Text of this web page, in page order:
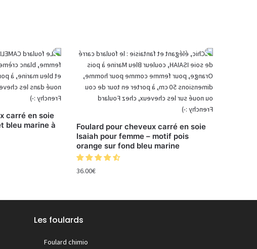
carré en soie
bleu marine à
Foulard pour cheveux carré en soie
Isaiah pour femme – motif pois
orange sur fond bleu marine
36.00€
Les foulards
Foulard chimio